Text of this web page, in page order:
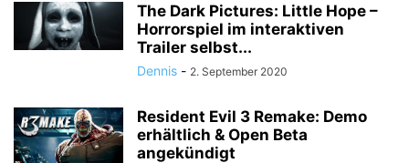
The Dark Pictures: Little Hope –
Horrorspiel im interaktiven
Trailer selbst...
Dennis - 2. September 2020
Resident Evil 3 Remake: Demo
erhältlich & Open Beta
angekündigt